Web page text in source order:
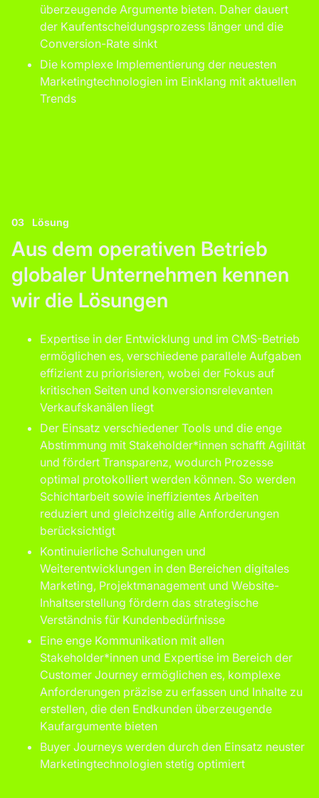
überzeugende Argumente bieten. Daher dauert
der Kaufentscheidungsprozess länger und die
Conversion-Rate sinkt
Die komplexe Implementierung der neuesten
Marketingtechnologien im Einklang mit aktuellen
Trends
03 Lösung
Aus dem operativen Betrieb
globaler Unternehmen kennen
wir die Lösungen
Expertise in der Entwicklung und im CMS-Betrieb
ermöglichen es, verschiedene parallele Aufgaben
effizient zu priorisieren, wobei der Fokus auf
kritischen Seiten und konversionsrelevanten
Verkaufskanälen liegt
Der Einsatz verschiedener Tools und die enge
Abstimmung mit Stakeholder*innen schafft Agilität
und fördert Transparenz, wodurch Prozesse
optimal protokolliert werden können. So werden
Schichtarbeit sowie ineffizientes Arbeiten
reduziert und gleichzeitig alle Anforderungen
berücksichtigt
Kontinuierliche Schulungen und
Weiterentwicklungen in den Bereichen digitales
Marketing, Projektmanagement und Website-
Inhaltserstellung fördern das strategische
Verständnis für Kundenbedürfnisse
Eine enge Kommunikation mit allen
Stakeholder*innen und Expertise im Bereich der
Customer Journey ermöglichen es, komplexe
Anforderungen präzise zu erfassen und Inhalte zu
erstellen, die den Endkunden überzeugende
Kaufargumente bieten
Buyer Journeys werden durch den Einsatz neuster
Marketingtechnologien stetig optimiert